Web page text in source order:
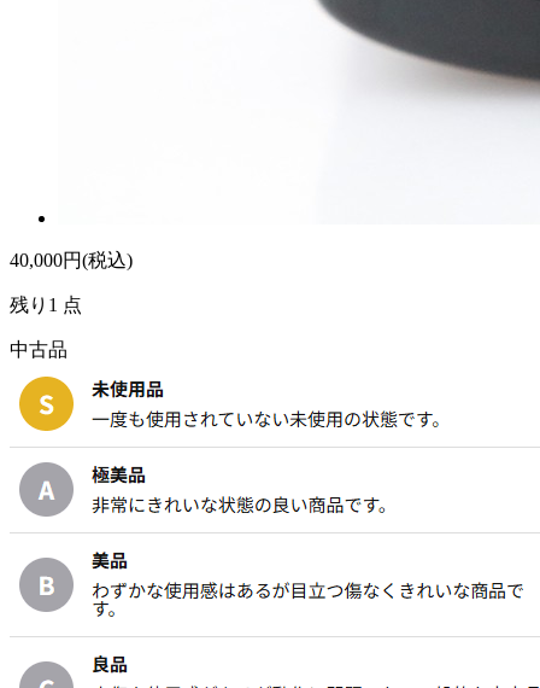
40,000円(税込)
残り1 点
中古品